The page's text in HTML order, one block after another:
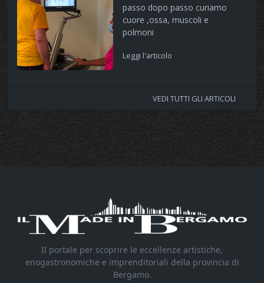
passo dopo passo curiamo
cuore ,ossa, muscoli e
polmoni
Leggi l'articolo
VEDI TUTTI GLI ARTICOLI
Il portale per scoprire le eccellenze artistiche,
enogastronomiche e imprenditoriali della provincia di
Bergamo.